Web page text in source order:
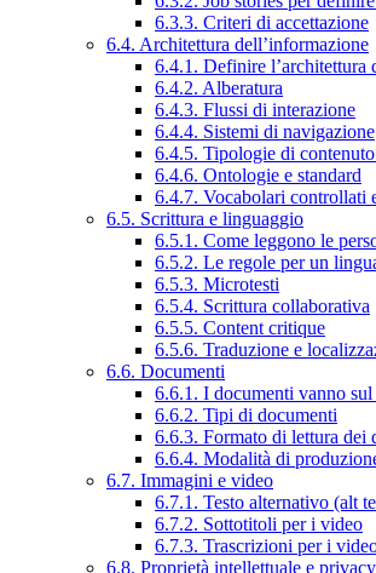
6.3.3. Criteri di accettazione
6.4. Architettura dell’informazione
6.4.1. Definire l’architettura
6.4.2. Alberatura
6.4.3. Flussi di interazione
6.4.4. Sistemi di navigazione
6.4.5. Tipologie di
6.4.6. Ontologie e standard
6.4.7. Vocabolari controllati
6.5. Scrittura e linguaggio
6.5.1. Come leggono le
6.5.2. Le regole per un
6.5.3. Microtesti
6.5.4. Scrittura collaborativa
6.5.5. Content critique
6.5.6. Traduzione e
6.6. Documenti
6.6.1. I documenti vanno
6.6.2. Tipi di documenti
6.6.3. Formato di lettura dei
6.6.4. Modalità di
6.7. Immagini e video
6.7.1. Testo alternativo (alt
6.7.2. Sottotitoli per i video
6.7.3. Trascrizioni per i
6.8. Proprietà intellettuale e privacy